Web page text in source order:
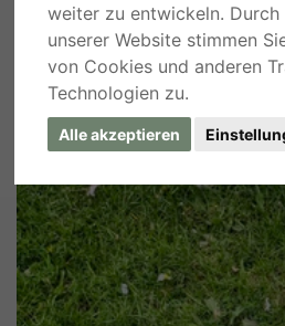
weiter zu entwickeln.
unserer Website stimmen
von Cookies und anderen
Technologien zu.
Alle akzeptieren